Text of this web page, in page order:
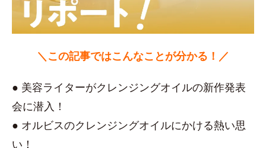
＼この記事ではこんなことが分かる！／
● 美容ライターがクレンジングオイルの新作発表
会に潜入！
● オルビスのクレンジングオイルにかける熱い思
い！